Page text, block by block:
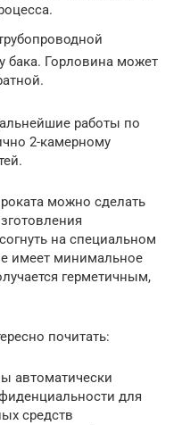
бака. Горловина может
работы по
2-камерному
можно сделать
на специальном
имеет минимальное
герметичным,
почитать:
автоматически
для
средств